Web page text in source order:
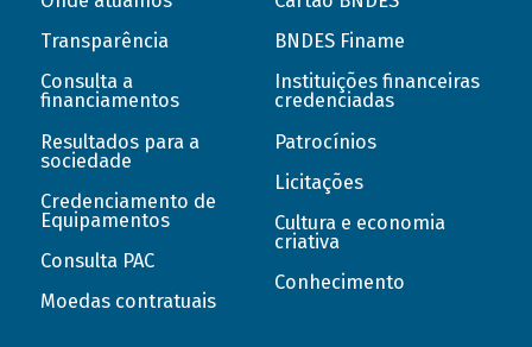
Transparência
Consulta a
financiamentos
Resultados para a
sociedade
Credenciamento de
Equipamentos
Consulta PAC
Moedas contratuais
BNDES Finame
Instituições financeiras
credenciadas
Patrocínios
Licitações
Cultura e economia
criativa
Conhecimento